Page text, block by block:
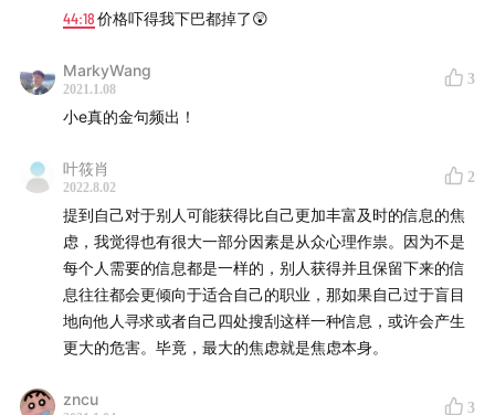
44:18价格吓得我下巴都掉了😲
MarkyWang
2021.1.08
3
小e真的金句频出！
叶筱肖
2022.8.02
2
提到自己对于别人可能获得比自己更加丰富及时的信息的焦
虑，我觉得也有很大一部分因素是从众心理作祟。因为不是
每个人需要的信息都是一样的，别人获得并且保留下来的信
息往往都会更倾向于适合自己的职业，那如果自己过于盲目
地向他人寻求或者自己四处搜刮这样一种信息，或许会产生
更大的危害。毕竟，最大的焦虑就是焦虑本身。
zncu 3